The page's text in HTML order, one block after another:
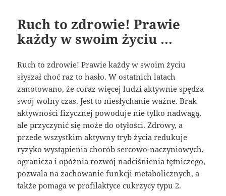
Ruch to zdrowie! Prawie
każdy w swoim życiu …
Ruch to zdrowie! Prawie każdy w swoim życiu
słyszał choć raz to hasło. W ostatnich latach
zanotowano, że coraz więcej ludzi aktywnie spędza
swój wolny czas. Jest to niesłychanie ważne. Brak
aktywności fizycznej powoduje nie tylko nadwagą,
ale przyczynić się może do otyłości. Zdrowy, a
przede wszystkim aktywny tryb życia redukuje
ryzyko wystąpienia chorób sercowo-naczyniowych,
ogranicza i opóźnia rozwój nadciśnienia tętniczego,
pozwala na zachowanie funkcji metabolicznych, a
także pomaga w profilaktyce cukrzycy typu 2.